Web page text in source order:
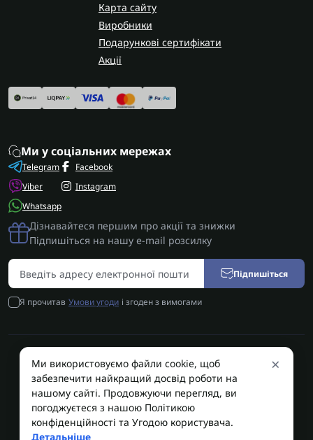
Карта сайту
Виробники
Подарункові сертифікати
Акції
Ми у соціальних мережах
Telegram
Viber
Whatsapp
Facebook
Instagram
Дізнавайтеся першим про акції та знижки
Підпишіться на нашу e-mail розсилку
Підпишіться
Я прочитав Умови угоди і згоден з вимогами
AUTOSHIFT | Запчастини АКПП | Ремонт АКПП © 2026
AUTOSHIFT
×
Ми використовуємо файли cookie, щоб
забезпечити найкращий досвід роботи на
нашому сайті. Продовжуючи перегляд, ви
погоджуєтеся з нашою Політикою
конфіденційності та Угодою користувача.
Детальніше